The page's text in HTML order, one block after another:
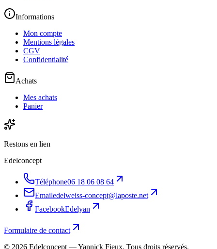
Informations
Mon compte
Mentions légales
CGV
Confidentialité
Achats
Mes achats
Panier
Restons en lien
Edelconcept
Téléphone06 18 06 08 64
Emailedelweiss-concept@laposte.net
FacebookEdelyan
Formulaire de contact
© 2026 Edelconcept — Yannick Fieux. Tous droits réservés.